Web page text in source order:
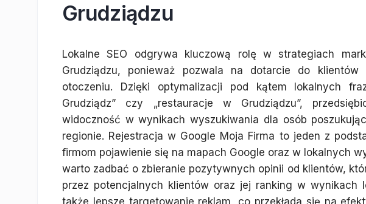
Grudziądzu
Lokalne SEO odgrywa kluczową rolę w strategiach
Grudziądzu, ponieważ pozwala na dotarcie do
otoczeniu. Dzięki optymalizacji pod kątem lokalnych
Grudziądz” czy „restauracje w Grudziądzu”,
widoczność w wynikach wyszukiwania dla osób
regionie. Rejestracja w Google Moja Firma to jeden z
firmom pojawienie się na mapach Google oraz w lokalnych
warto zadbać o zbieranie pozytywnych opinii od klientów,
przez potencjalnych klientów oraz jej ranking w wynikach
także lepsze targetowanie reklam, co przekłada się na